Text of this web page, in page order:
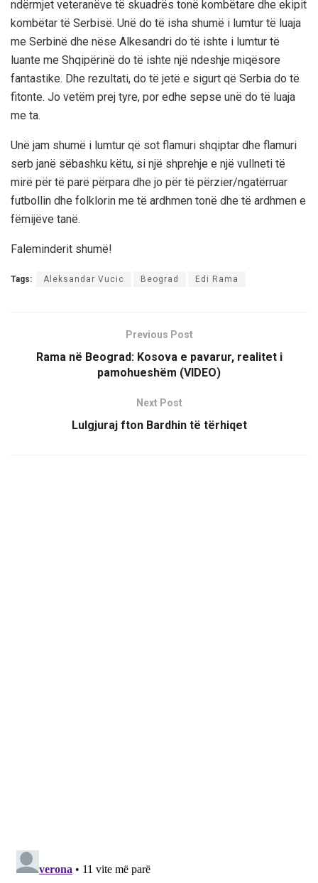
ndërmjet veteranëve të skuadrës tonë kombëtare dhe ekipit
kombëtar të Serbisë. Unë do të isha shumë i lumtur të luaja
me Serbinë dhe nëse Alkesandri do të ishte i lumtur të
luante me Shqipërinë do të ishte një ndeshje miqësore
fantastike. Dhe rezultati, do të jetë e sigurt që Serbia do të
fitonte. Jo vetëm prej tyre, por edhe sepse unë do të luaja
me ta.
Unë jam shumë i lumtur që sot flamuri shqiptar dhe flamuri
serb janë sëbashku këtu, si një shprehje e një vullneti të
mirë për të parë përpara dhe jo për të përzier/ngatërruar
futbollin dhe folklorin me të ardhmen tonë dhe të ardhmen e
fëmijëve tanë.
Faleminderit shumë!
Tags: Aleksandar Vucic Beograd Edi Rama
Previous Post
Rama në Beograd: Kosova e pavarur, realitet i
pamohueshëm (VIDEO)
Next Post
Lulgjuraj fton Bardhin të tërhiqet